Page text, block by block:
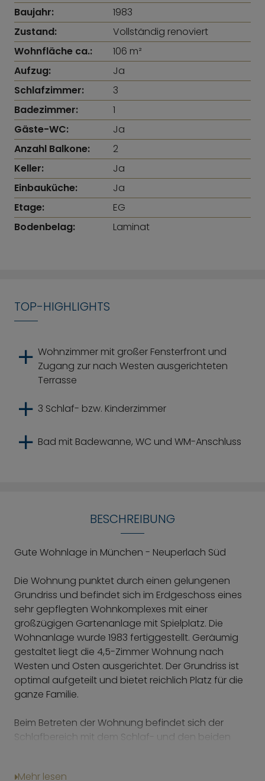
Baujahr:
1983
Zustand:
Vollständig renoviert
Wohnfläche ca.:
106 m²
Aufzug:
Ja
Schlafzimmer:
3
Badezimmer:
1
Gäste-WC:
Ja
Anzahl Balkone:
2
Keller:
Ja
Einbauküche:
Ja
Etage:
EG
Bodenbelag:
Laminat
TOP-HIGHLIGHTS
Wohnzimmer mit großer Fensterfront und
Zugang zur nach Westen ausgerichteten
Terrasse
3 Schlaf- bzw. Kinderzimmer
Bad mit Badewanne, WC und WM-Anschluss
BESCHREIBUNG
Gute Wohnlage in München - Neuperlach Süd
Die Wohnung punktet durch einen gelungenen
Grundriss und befindet sich im Erdgeschoss eines
sehr gepflegten Wohnkomplexes mit einer
großzügigen Gartenanlage mit Spielplatz. Die
Wohnanlage wurde 1983 fertiggestellt. Geräumig
gestaltet liegt die 4,5-Zimmer Wohnung nach
Westen und Osten ausgerichtet. Der Grundriss ist
optimal aufgeteilt und bietet reichlich Platz für die
ganze Familie.
Beim Betreten der Wohnung befindet sich der
Schlafbereich mit dem Schlaf- und den beiden
Mehr lesen